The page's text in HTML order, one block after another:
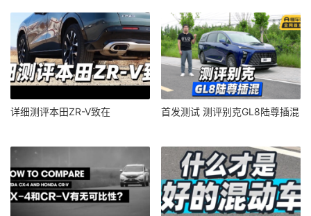
详细测评本田ZR-V致在 首发测试 测评别克GL8陆尊插混